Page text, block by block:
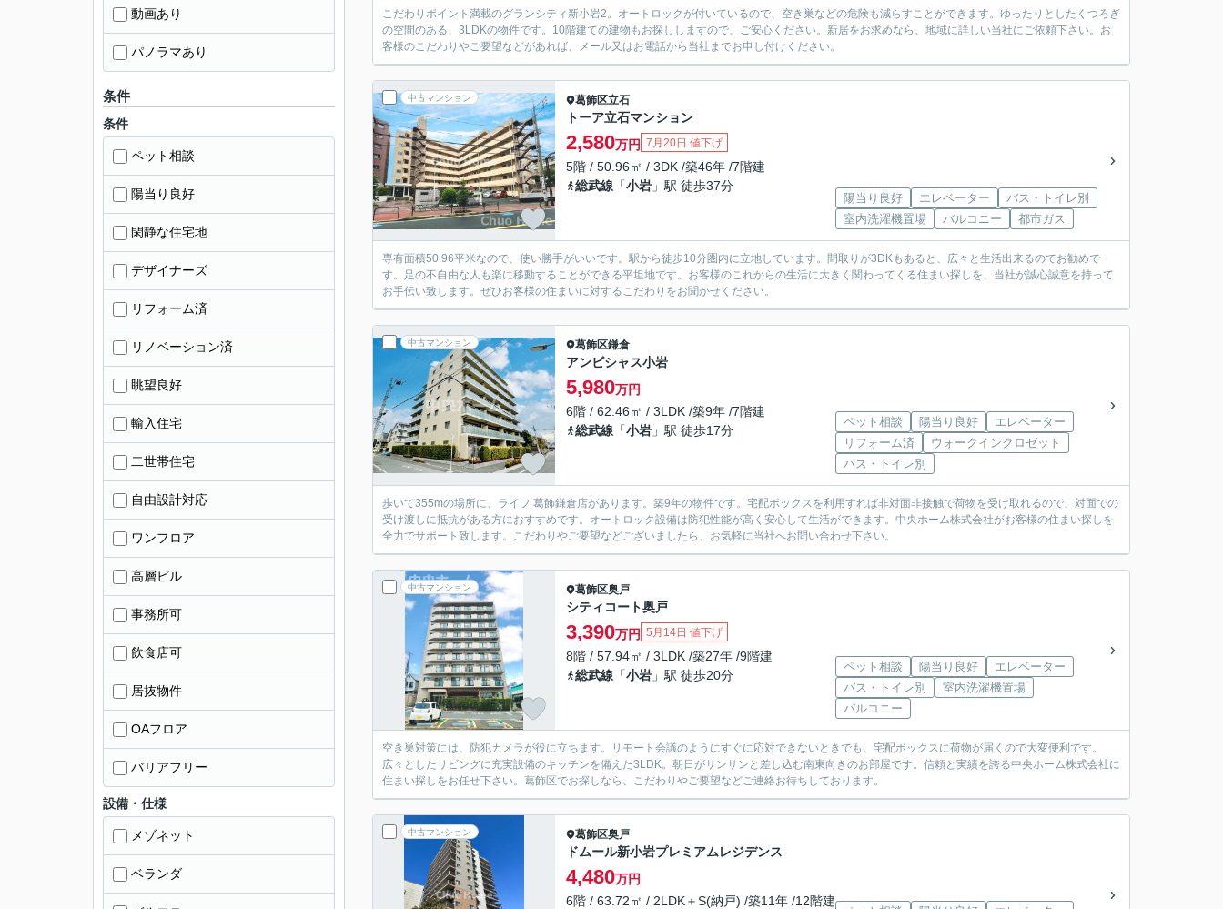
こだわりポイント満載のグランシティ新小岩2。オートロックが付いているので、空き巣などの危険も減らすことができます。ゆったりとしたくつろぎ
の空間のある、3LDKの物件です。10階建ての建物もお探ししますので、ご安心ください。新居をお求めなら、地域に詳しい当社にご依頼下さい。お
客様のこだわりやご要望などがあれば、メール又はお電話から当社までお申し付けください。
中古マンション 葛飾区立石
トーア立石マンション
2,580万円 7月20日 値下げ
5階 / 50.96㎡ / 3DK /築46年 /7階建
総武線 「小岩 」駅 徒歩37分
陽当り良好 エレベーター
バス・トイレ別
室内洗濯機置場
バルコニー 都市ガス
専有面積50.96平米なので、使い勝手がいいです。駅から徒歩10分圏内に立地しています。間取りが3DKもあると、広々と生活出来るのでお勧めで
す。足の不自由な人も楽に移動することができる平坦地です。お客様のこれからの生活に大きく関わってくる住まい探しを、当社が誠心誠意を持って
お手伝い致します。ぜひお客様の住まいに対するこだわりをお聞かせください。
中古マンション 葛飾区鎌倉
アンビシャス小岩
5,980万円
6階 / 62.46㎡ / 3LDK /築9年 /7階建
総武線 「小岩 」駅 徒歩17分
ペット相談 陽当り良好
エレベーター
リフォーム済
ウォークインクロゼット
バス・トイレ別
歩いて355mの場所に、ライフ 葛飾鎌倉店があります。築9年の物件です。宅配ボックスを利用すれば非対面非接触で荷物を受け取れるので、対面での
受け渡しに抵抗がある方におすすめです。オートロック設備は防犯性能が高く安心して生活ができます。中央ホーム株式会社がお客様の住まい探しを
全力でサポート致します。こだわりやご要望などございましたら、お気軽に当社へお問い合わせ下さい。
中古マンション 葛飾区奥戸
シティコート奥戸
3,390万円 5月14日 値下げ
8階 / 57.94㎡ / 3LDK /築27年 /9階建
総武線 「小岩 」駅 徒歩20分
ペット相談 陽当り良好
エレベーター
バス・トイレ別
室内洗濯機置場
バルコニー
空き巣対策には、防犯カメラが役に立ちます。リモート会議のようにすぐに応対できないときでも、宅配ボックスに荷物が届くので大変便利です。
広々としたリビングに充実設備のキッチンを備えた3LDK。朝日がサンサンと差し込む南東向きのお部屋です。信頼と実績を誇る中央ホーム株式会社に
住まい探しをお任せ下さい。葛飾区でお探しなら、こだわりやご要望などご連絡お待ちしております。
中古マンション 葛飾区奥戸
ドムール新小岩プレミアムレジデンス
4,480万円
6階 / 63.72㎡ / 2LDK＋S(納戸) /築11年 /12階建
動画あり
パノラマあり
条件
条件
ペット相談
陽当り良好
閑静な住宅地
デザイナーズ
リフォーム済
リノベーション済
眺望良好
輸入住宅
二世帯住宅
自由設計対応
ワンフロア
高層ビル
事務所可
飲食店可
居抜物件
OAフロア
バリアフリー
設備・仕様
メゾネット
ベランダ